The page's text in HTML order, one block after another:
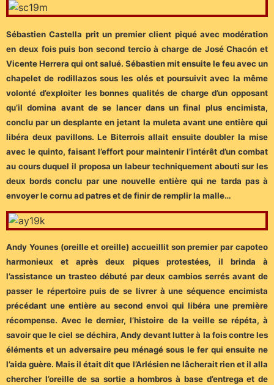
Sébastien Castella prit un premier client piqué avec modération
en deux fois puis bon second tercio à charge de José Chacón et
Vicente Herrera qui ont salué. Sébastien mit ensuite le feu avec un
chapelet de rodillazos sous les olés et poursuivit avec la même
volonté d’exploiter les bonnes qualités de charge d’un opposant
qu’il domina avant de se lancer dans un final plus encimista,
conclu par un desplante en jetant la muleta avant une entière qui
libéra deux pavillons. Le Biterrois allait ensuite doubler la mise
avec le quinto, faisant l’effort pour maintenir l’intérêt d’un combat
au cours duquel il proposa un labeur techniquement abouti sur les
deux bords conclu par une nouvelle entière qui ne tarda pas à
envoyer le cornu ad patres et de finir de remplir la malle…
Andy Younes (oreille et oreille) accueillit son premier par capoteo
harmonieux et après deux piques protestées, il brinda à
l’assistance un trasteo débuté par deux cambios serrés avant de
passer le répertoire puis de se livrer à une séquence encimista
précédant une entière au second envoi qui libéra une première
récompense. Avec le dernier, l’histoire de la veille se répéta, à
savoir que le ciel se déchira, Andy devant lutter à la fois contre les
éléments et un adversaire peu ménagé sous le fer qui ensuite ne
l’aida guère. Mais il était dit que l’Arlésien ne lâcherait rien et il alla
chercher l’oreille de sa sortie a hombros à base d’entrega et de